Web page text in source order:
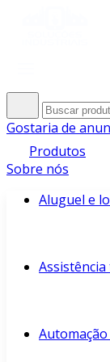
Gostaria de
Produtos
Sobre nós
Aluguel e